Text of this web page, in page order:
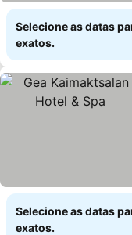
Selecione as datas
exatos.
Selecione as datas
exatos.